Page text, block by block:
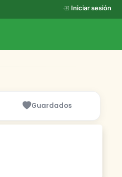
Iniciar sesión
Guardados